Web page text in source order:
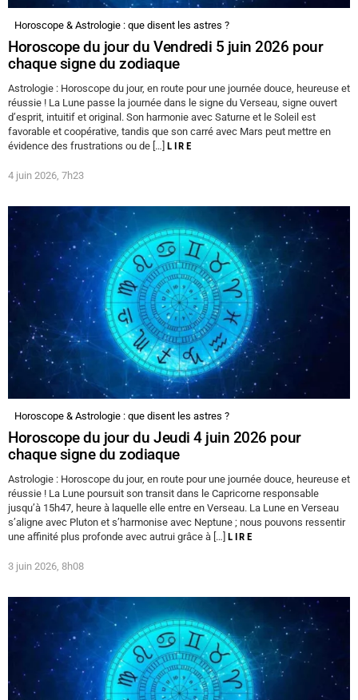
Horoscope & Astrologie : que disent les astres ?
Horoscope du jour du Vendredi 5 juin 2026 pour
chaque signe du zodiaque
Astrologie : Horoscope du jour, en route pour une journée douce, heureuse et
réussie ! La Lune passe la journée dans le signe du Verseau, signe ouvert
d’esprit, intuitif et original. Son harmonie avec Saturne et le Soleil est
favorable et coopérative, tandis que son carré avec Mars peut mettre en
évidence des frustrations ou de […] LIRE
4 juin 2026, 7h23
Horoscope & Astrologie : que disent les astres ?
Horoscope du jour du Jeudi 4 juin 2026 pour
chaque signe du zodiaque
Astrologie : Horoscope du jour, en route pour une journée douce, heureuse et
réussie ! La Lune poursuit son transit dans le Capricorne responsable
jusqu’à 15h47, heure à laquelle elle entre en Verseau. La Lune en Verseau
s’aligne avec Pluton et s’harmonise avec Neptune ; nous pouvons ressentir
une affinité plus profonde avec autrui grâce à […] LIRE
3 juin 2026, 8h08